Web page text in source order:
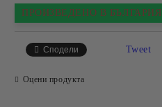
ПРОИЗВЕДЕНО В БЪЛГАРИЯ
Сподели Tweet
Оцени продукта